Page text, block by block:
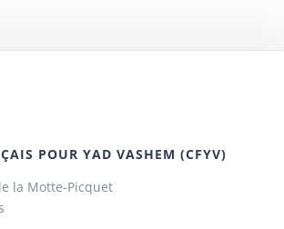
POUR YAD VASHEM (CFYV)
la Motte-Picquet